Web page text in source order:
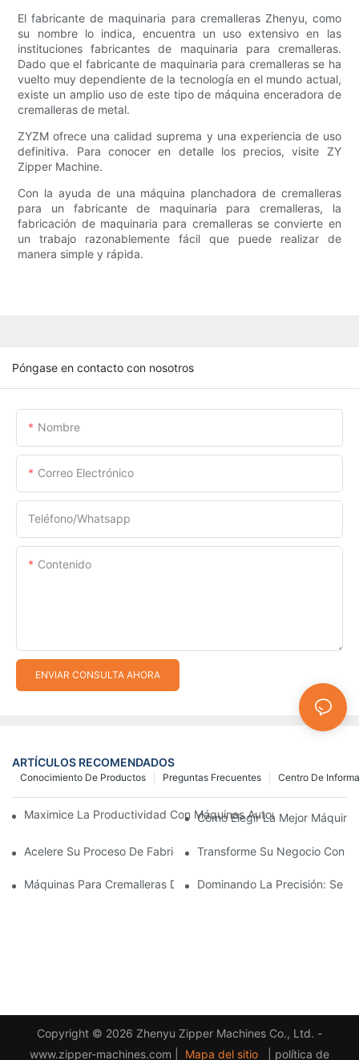
El fabricante de maquinaria para cremalleras Zhenyu, como
su nombre lo indica, encuentra un uso extensivo en las
instituciones fabricantes de maquinaria para cremalleras.
Dado que el fabricante de maquinaria para cremalleras se ha
vuelto muy dependiente de la tecnología en el mundo actual,
existe un amplio uso de este tipo de máquina enceradora de
cremalleras de metal.
ZYZM ofrece una calidad suprema y una experiencia de uso
definitiva. Para conocer en detalle los precios, visite ZY
Zipper Machine.
Con la ayuda de una máquina planchadora de cremalleras
para un fabricante de maquinaria para cremalleras, la
fabricación de maquinaria para cremalleras se convierte en
un trabajo razonablemente fácil que puede realizar de
manera simple y rápida.
Póngase en contacto con nosotros
Nombre
Correo Electrónico
Teléfono/whatsapp
Contenido
ENVIAR CONSULTA AHORA
ARTÍCULOS RECOMENDADOS
Centro De
Preguntas Frecuentes
Conocimiento De Productos
Maximice La Productividad Con Máquinas Automáticas Para
Cómo Elegir La Mejor
Acelere Su Proceso De Fabricación De Cremalleras Con
Transforme Su Negocio Con
Máquinas Para Cremalleras De Plástico: Una Guía Completa
Dominando La Precisión: Se
Copyright © 2026 Zhenyu Zipper Machines Co., Ltd. -
www.zipper-machines.com |
Mapa del sitio política de